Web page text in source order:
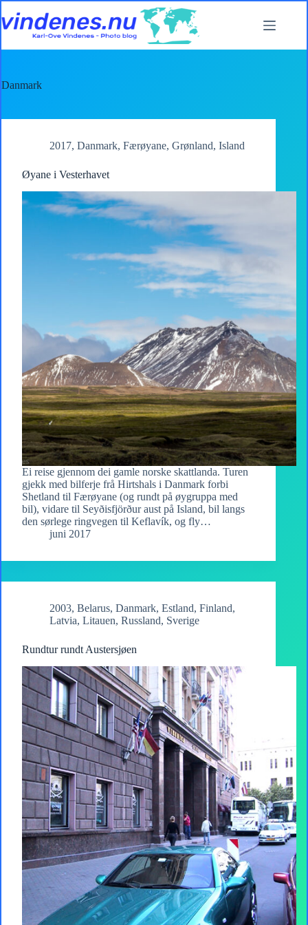
to
content
Danmark
2017, Danmark, Færøyane, Grønland, Island
Øyane i Vesterhavet
Ei reise gjennom dei gamle norske skattlanda. Turen
gjekk med bilferje frå Hirtshals i Danmark forbi
Shetland til Færøyane (og rundt på øygruppa med
bil), vidare til Seyðisfjörður aust på Island, bil langs
den sørlege ringvegen til Keflavík, og fly…
juni 2017
2003, Belarus, Danmark, Estland, Finland,
Latvia, Litauen, Russland, Sverige
Rundtur rundt Austersjøen